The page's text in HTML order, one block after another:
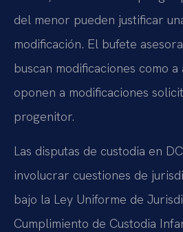
del menor pueden justificar
modificación. El bufete
buscan modificaciones como
oponen a modificaciones
progenitor.
Las disputas de custodia en
involucrar cuestiones de
bajo la Ley Uniforme de
Cumplimiento de Custodia